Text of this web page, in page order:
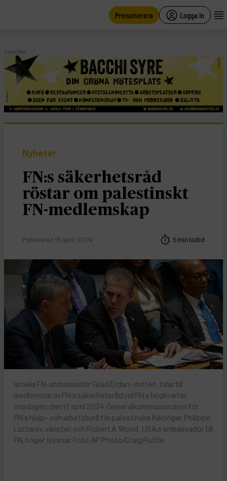
Prenumerera Logga in
ANNONS
Nyheter
FN:s säkerhetsråd
röstar om palestinskt
FN-medlemskap
Publicerad 18 april, 2024 5 min lästid
Israels FN-ambassadör Gilad Erdan, i mitten, talar till
medlemmar av FN:s säkerhetsråd vid FN:s högkvarter
onsdagen den 17 april 2024. Generalkommissionären för
FN:s hjälp- och arbetsbyrå för palestinska flyktingar, Philippe
Lazzarini, vänster, och Robert A. Wood , USA:s ambassadör till
FN, höger, lyssnar. Foto: AP Photo/Craig Ruttle